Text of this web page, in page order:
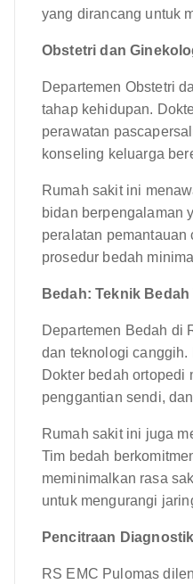
yang dirancang untuk
Obstetri dan
Departemen Obstetri
tahap kehidupan.
perawatan
konseling keluarga
Rumah sakit ini
bidan berpengalaman
peralatan
prosedur bedah
Bedah: Teknik
Departemen Bedah di
dan teknologi canggih.
Dokter bedah ortopedi
penggantian sendi,
Rumah sakit ini juga
Tim bedah
meminimalkan rasa
untuk mengurangi
Pencitraan
RS EMC Pulomas